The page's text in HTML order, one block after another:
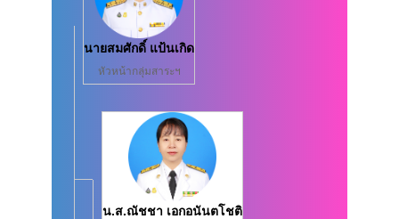
นายสมศักดิ์ แป้นเกิด
หัวหน้ากลุ่มสาระฯ
น.ส.ณัชชา เอกอนันตโชติ